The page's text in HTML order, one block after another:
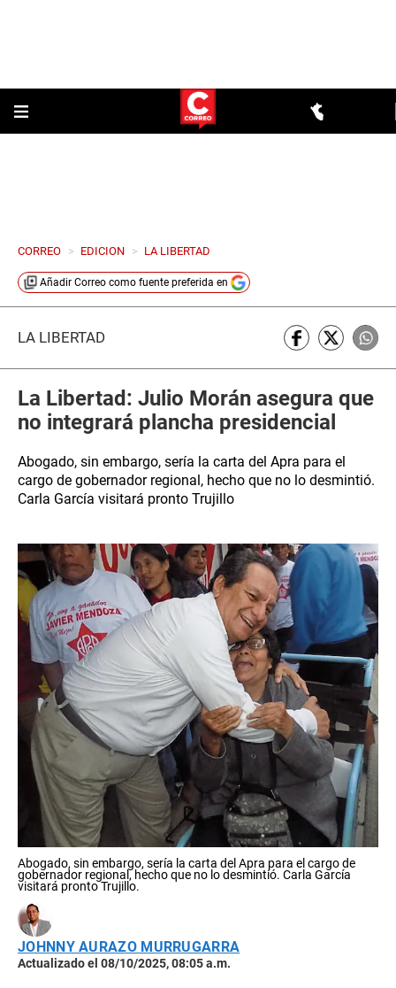
CORREO > EDICION > LA LIBERTAD
Añadir Correo como fuente preferida en
LA LIBERTAD
La Libertad: Julio Morán asegura que
no integrará plancha presidencial
Abogado, sin embargo, sería la carta del Apra para el
cargo de gobernador regional, hecho que no lo desmintió.
Carla García visitará pronto Trujillo
Abogado, sin embargo, sería la carta del Apra para el cargo de
gobernador regional, hecho que no lo desmintió. Carla García
visitará pronto Trujillo.
JOHNNY AURAZO MURRUGARRA
Actualizado el 08/10/2025, 08:05 a.m.